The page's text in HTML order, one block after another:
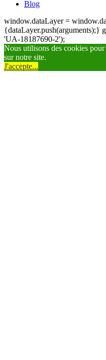
Blog
window.dataLayer =
{dataLayer.push(arguments);}
'UA-18187690-2');
Nous utilisons des cookies
sur notre site.
J'accepte...